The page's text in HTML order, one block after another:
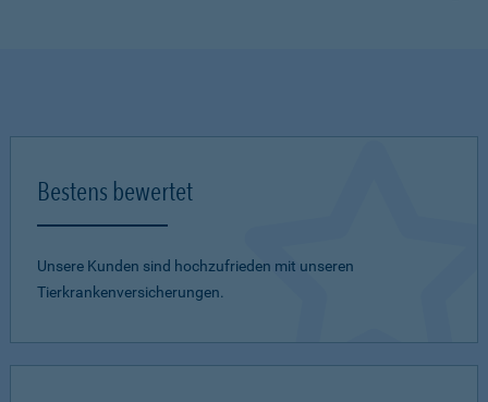
Bestens bewertet
Unsere Kunden sind hochzufrieden mit unseren
Tierkrankenversicherungen.